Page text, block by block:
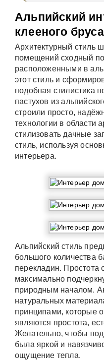
Альпийский
клееного
Архитектурный стиль
помещений сходный
расположенными в
этот стиль и
подобная стилистика
пастухов из
строили просто,
технологии в области
стилизовать дачные
стиль, используя
интерьера.
Альпийский стиль
большого количества
перекладин. Простота
максимально
природным началом.
натуральных
принципами, которые
являются простота,
Желательно, чтобы
была яркой и
ощущение тепла.